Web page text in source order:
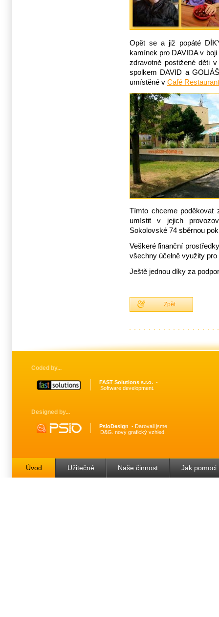
Opět se a již popáté
kamínek pro DAVIDA v
zdravotně postižené děti
spolkem DAVID a
umístěné v Café
Tímto chceme
umístit v jejich
Sokolovské 74 sběrnou
Veškeré finanční
všechny účelně využity
Ještě jednou díky za
Zpět
Coded by
FAST Solutions s.r.o.
Software development.
Designed by
PsioDesign
Darovali jsme
D&G. nový grafický vzhled.
Úvod Užitečné Naše činnost Jak pomoci